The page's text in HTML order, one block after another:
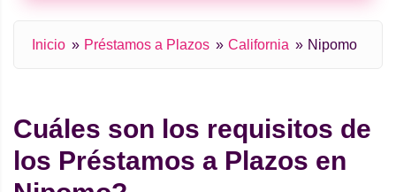
Inicio Préstamos a Plazos California Nipomo
Cuáles son los requisitos de
los Préstamos a Plazos en